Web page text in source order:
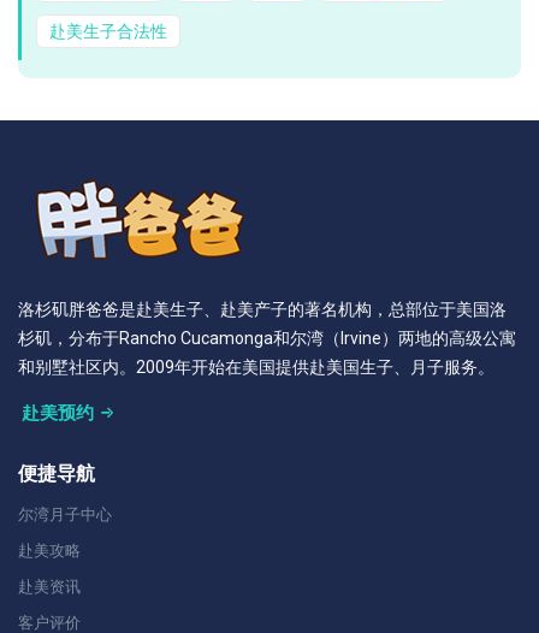
赴美生子合法性
洛杉矶胖爸爸是赴美生子、赴美产子的著名机构，总部位于美国洛
杉矶，分布于Rancho Cucamonga和尔湾（Irvine）两地的高级公寓
和别墅社区内。2009年开始在美国提供赴美国生子、月子服务。
赴美预约
便捷导航
尔湾月子中心
赴美攻略
赴美资讯
客户评价